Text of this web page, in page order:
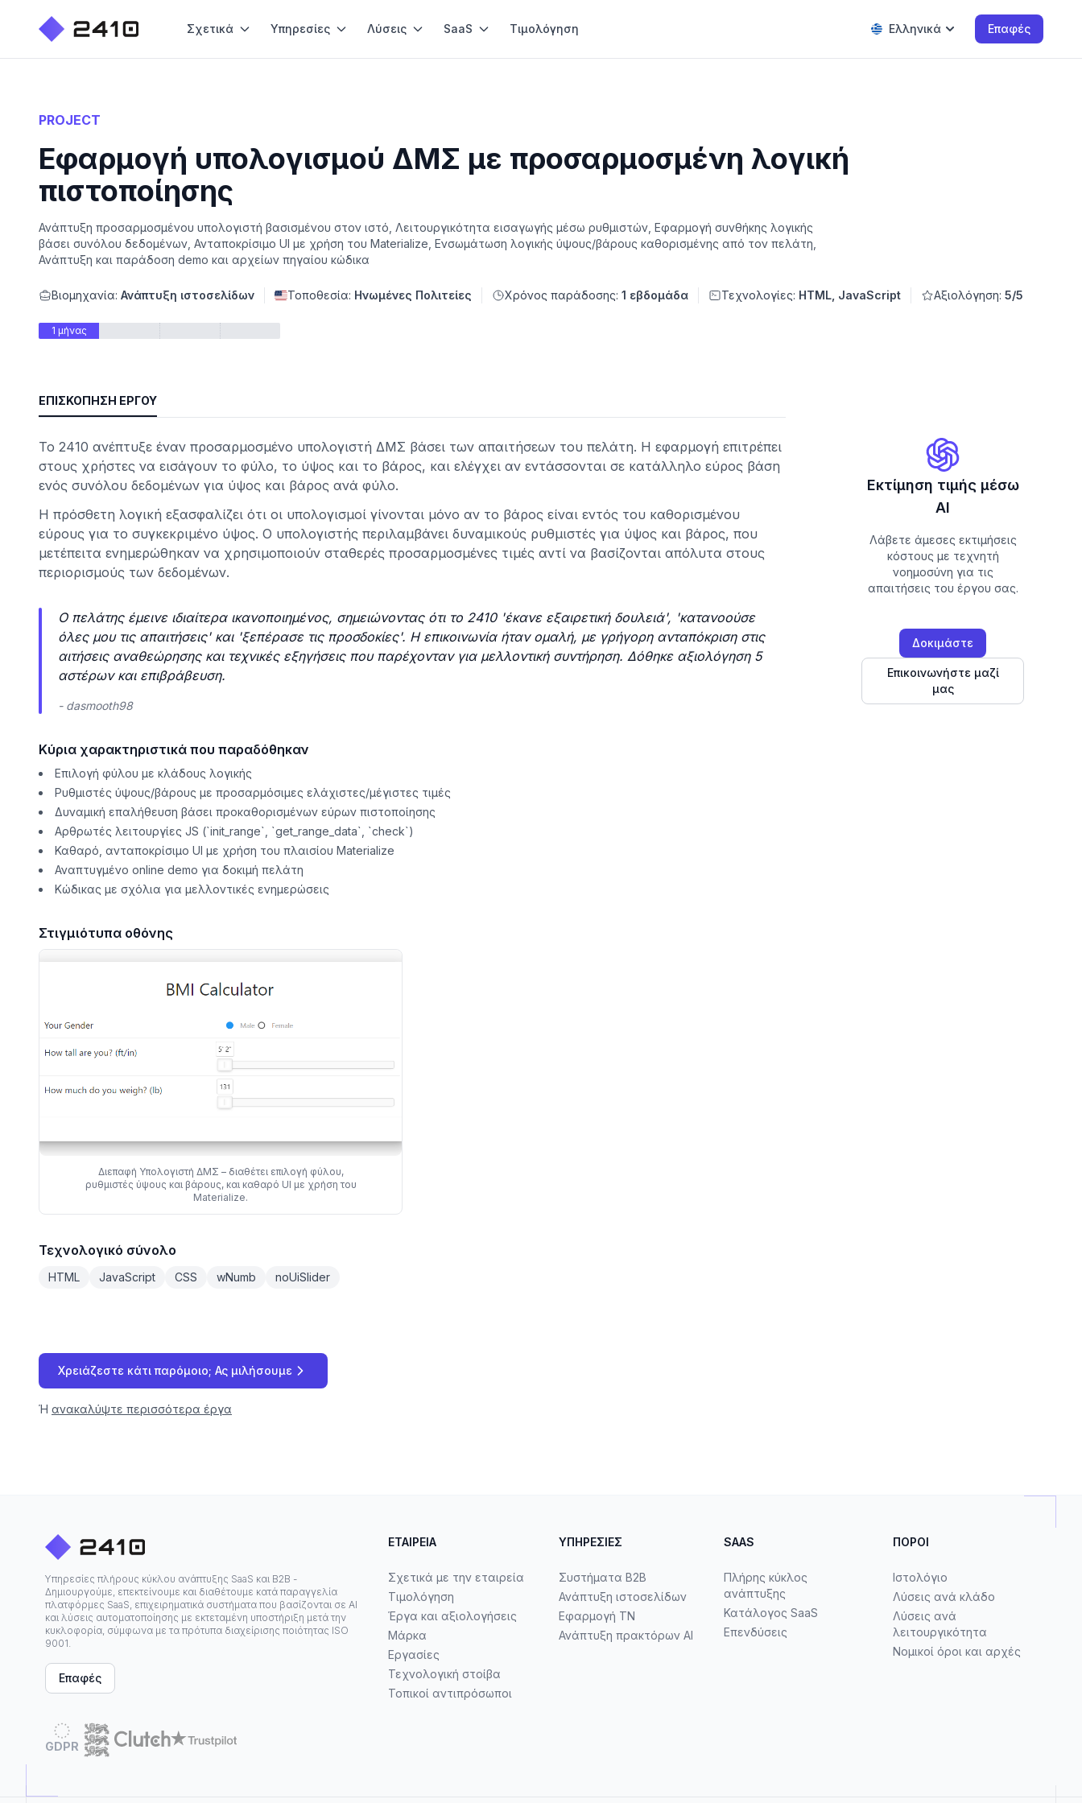
Σχετικά Υπηρεσίες Λύσεις SaaS Τιμολόγηση Ελληνικά Επαφές
PROJECT
Εφαρμογή υπολογισμού ΔΜΣ με προσαρμοσμένη λογική
πιστοποίησης
Ανάπτυξη προσαρμοσμένου υπολογιστή βασισμένου στον ιστό, Λειτουργικότητα εισαγωγής μέσω ρυθμιστών, Εφαρμογή συνθήκης λογικής
βάσει συνόλου δεδομένων, Ανταποκρίσιμο UI με χρήση του Materialize, Ενσωμάτωση λογικής ύψους/βάρους καθορισμένης από τον πελάτη,
Ανάπτυξη και παράδοση demo και αρχείων πηγαίου κώδικα
Βιομηχανία: Ανάπτυξη ιστοσελίδων Τοποθεσία: Ηνωμένες Πολιτείες Χρόνος παράδοσης: 1 εβδομάδα Τεχνολογίες: HTML, JavaScript Αξιολόγηση: 5/5
1 μήνας
ΕΠΙΣΚΌΠΗΣΗ ΈΡΓΟΥ
Το 2410 ανέπτυξε έναν προσαρμοσμένο υπολογιστή ΔΜΣ βάσει των απαιτήσεων του πελάτη. Η εφαρμογή επιτρέπει
στους χρήστες να εισάγουν το φύλο, το ύψος και το βάρος, και ελέγχει αν εντάσσονται σε κατάλληλο εύρος βάση
ενός συνόλου δεδομένων για ύψος και βάρος ανά φύλο.
Η πρόσθετη λογική εξασφαλίζει ότι οι υπολογισμοί γίνονται μόνο αν το βάρος είναι εντός του καθορισμένου
εύρους για το συγκεκριμένο ύψος. Ο υπολογιστής περιλαμβάνει δυναμικούς ρυθμιστές για ύψος και βάρος, που
μετέπειτα ενημερώθηκαν να χρησιμοποιούν σταθερές προσαρμοσμένες τιμές αντί να βασίζονται απόλυτα στους
περιορισμούς των δεδομένων.
Ο πελάτης έμεινε ιδιαίτερα ικανοποιημένος, σημειώνοντας ότι το 2410 'έκανε εξαιρετική δουλειά', 'κατανοούσε
όλες μου τις απαιτήσεις' και 'ξεπέρασε τις προσδοκίες'. Η επικοινωνία ήταν ομαλή, με γρήγορη ανταπόκριση στις
αιτήσεις αναθεώρησης και τεχνικές εξηγήσεις που παρέχονταν για μελλοντική συντήρηση. Δόθηκε αξιολόγηση 5
αστέρων και επιβράβευση.
- dasmooth98
Κύρια χαρακτηριστικά που παραδόθηκαν
Επιλογή φύλου με κλάδους λογικής
Ρυθμιστές ύψους/βάρους με προσαρμόσιμες ελάχιστες/μέγιστες τιμές
Δυναμική επαλήθευση βάσει προκαθορισμένων εύρων πιστοποίησης
Αρθρωτές λειτουργίες JS (`init_range`, `get_range_data`, `check`)
Καθαρό, ανταποκρίσιμο UI με χρήση του πλαισίου Materialize
Αναπτυγμένο online demo για δοκιμή πελάτη
Κώδικας με σχόλια για μελλοντικές ενημερώσεις
Στιγμιότυπα οθόνης
Διεπαφή Υπολογιστή ΔΜΣ – διαθέτει επιλογή φύλου,
ρυθμιστές ύψους και βάρους, και καθαρό UI με χρήση του
Materialize.
Τεχνολογικό σύνολο
HTML JavaScript CSS wNumb noUiSlider
Εκτίμηση τιμής μέσω
AI
Λάβετε άμεσες εκτιμήσεις
κόστους με τεχνητή
νοημοσύνη για τις
απαιτήσεις του έργου σας.
Δοκιμάστε
Επικοινωνήστε μαζί
μας
Χρειάζεστε κάτι παρόμοιο; Ας μιλήσουμε
Ή ανακαλύψτε περισσότερα έργα
Υπηρεσίες πλήρους κύκλου ανάπτυξης SaaS και B2B -
Δημιουργούμε, επεκτείνουμε και διαθέτουμε κατά παραγγελία
πλατφόρμες SaaS, επιχειρηματικά συστήματα που βασίζονται σε ΑΙ
και λύσεις αυτοματοποίησης με εκτεταμένη υποστήριξη μετά την
κυκλοφορία, σύμφωνα με τα πρότυπα διαχείρισης ποιότητας ISO
9001.
Επαφές
GDPR
ΕΤΑΙΡΕΊΑ
Σχετικά με την εταιρεία
Τιμολόγηση
Έργα και αξιολογήσεις
Μάρκα
Εργασίες
Τεχνολογική στοίβα
Τοπικοί αντιπρόσωποι
ΥΠΗΡΕΣΊΕΣ
Συστήματα B2B
Ανάπτυξη ιστοσελίδων
Εφαρμογή ΤΝ
Ανάπτυξη πρακτόρων AI
SAAS
Πλήρης κύκλος
ανάπτυξης
Κατάλογος SaaS
Επενδύσεις
ΠΌΡΟΙ
Ιστολόγιο
Λύσεις ανά κλάδο
Λύσεις ανά
λειτουργικότητα
Νομικοί όροι και αρχές